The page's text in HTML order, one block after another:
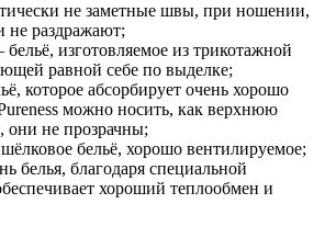
не заметные швы, при ношении,
не раздражают;
бельё, изготовляемое из трикотажной
равной себе по выделке;
которое абсорбирует очень хорошо
можно носить, как верхнюю
они не прозрачны;
бельё, хорошо вентилируемое;
белья, благодаря специальной
хороший теплообмен и